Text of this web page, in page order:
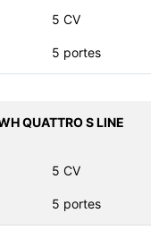
5 CV
5 portes
QUATTRO S LINE
5 CV
5 portes